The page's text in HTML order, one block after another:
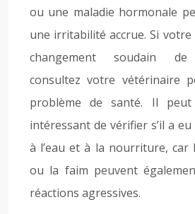
ou une maladie hormonale
une irritabilité accrue. Si
changement soudain de
consultez votre vétérinaire
problème de santé. Il peut
intéressant de vérifier s’il a
à l’eau et à la nourriture, car
ou la faim peuvent
réactions agressives.